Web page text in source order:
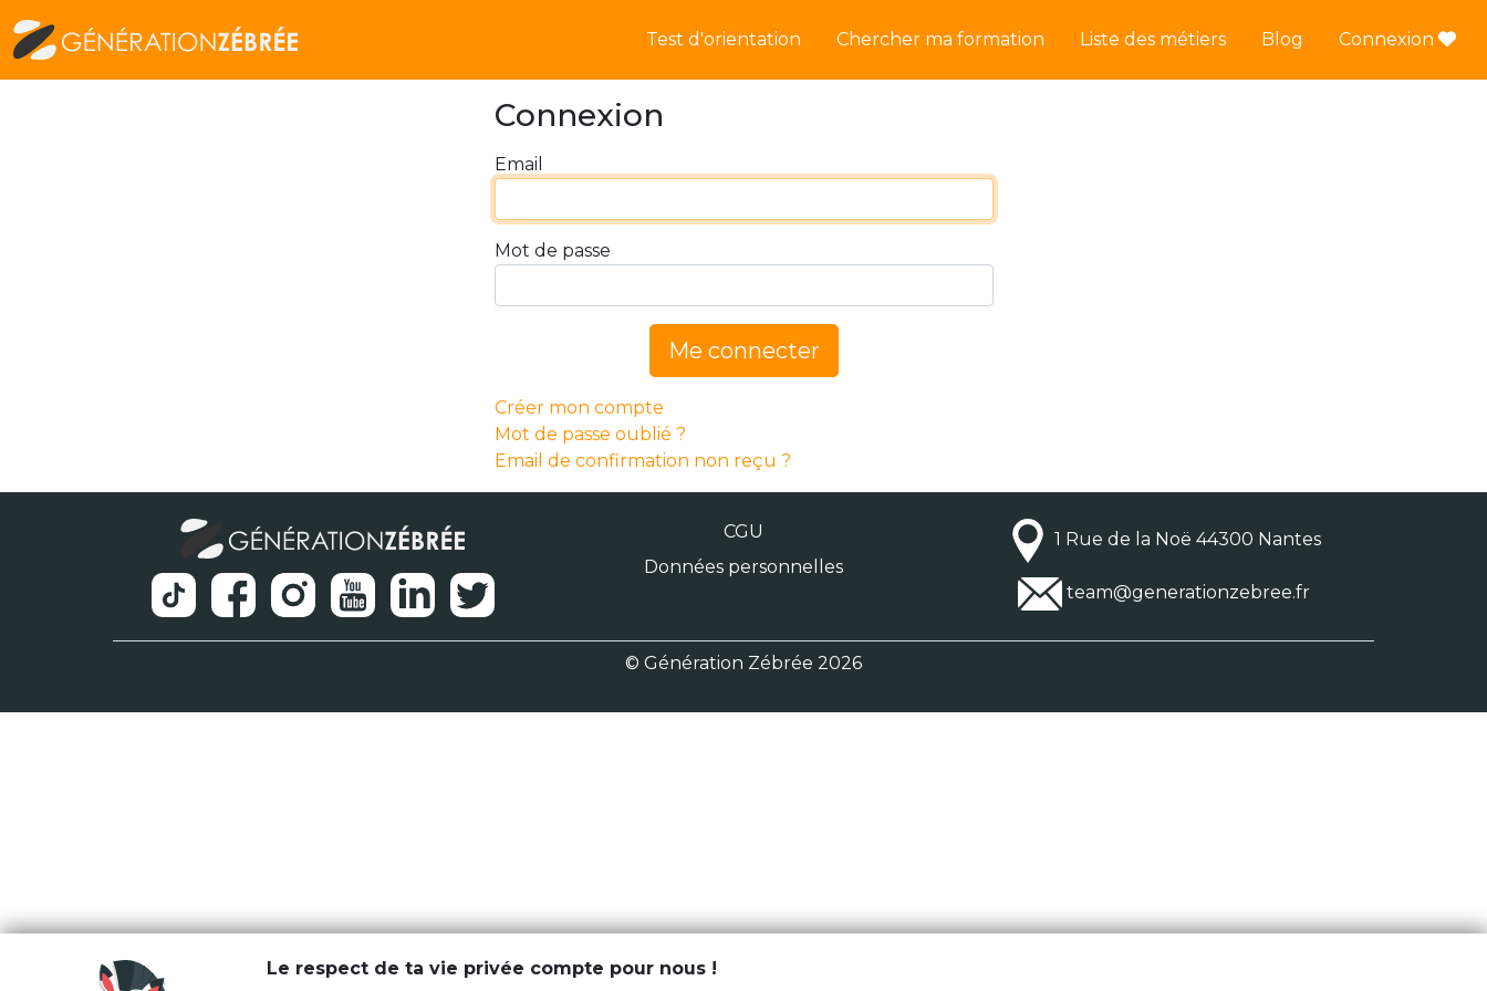
Test d'orientation Chercher ma formation Liste des métiers Blog Connexion
Connexion
Email
Mot de passe
Me connecter
Créer mon compte
Mot de passe oublié ?
Email de confirmation non reçu ?
CGU
Données personnelles
1 Rue de la Noë 44300 Nantes
team@generationzebree.fr
© Génération Zébrée 2026
Le respect de ta vie privée compte pour nous !